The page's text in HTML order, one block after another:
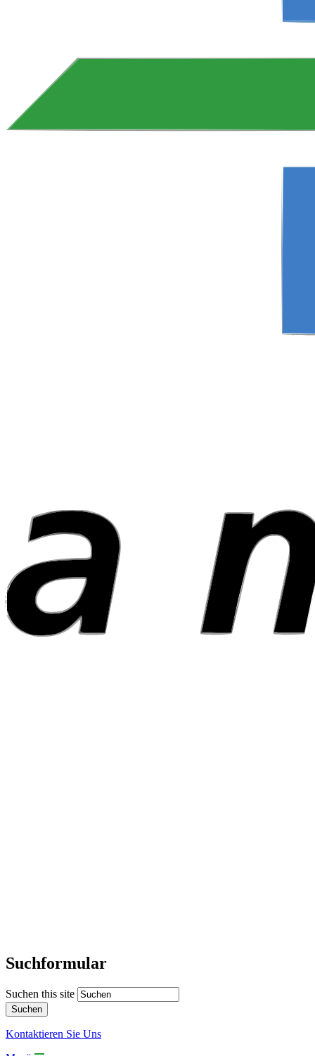
Suchformular
Suchen this site
Kontaktieren Sie Uns